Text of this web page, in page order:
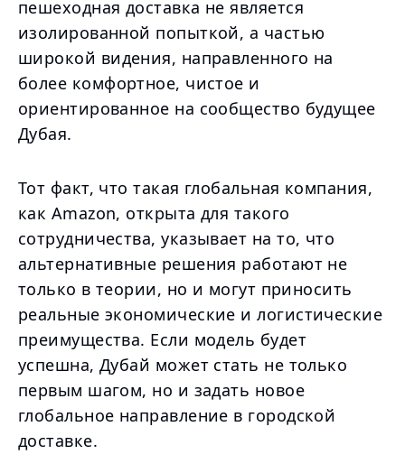
пешеходная доставка не является
изолированной попыткой, а частью
широкой видения, направленного на
более комфортное, чистое и
ориентированное на сообщество будущее
Дубая.
Тот факт, что такая глобальная компания,
как Amazon, открыта для такого
сотрудничества, указывает на то, что
альтернативные решения работают не
только в теории, но и могут приносить
реальные экономические и логистические
преимущества. Если модель будет
успешна, Дубай может стать не только
первым шагом, но и задать новое
глобальное направление в городской
доставке.